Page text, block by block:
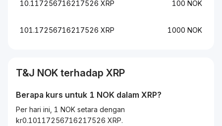
10.117256716217526 XRP 100 NOK
101.17256716217526 XRP 1000 NOK
T&J NOK terhadap XRP
Berapa kurs untuk 1 NOK dalam XRP?
Per hari ini, 1 NOK setara dengan
kr0.10117256716217526 XRP.